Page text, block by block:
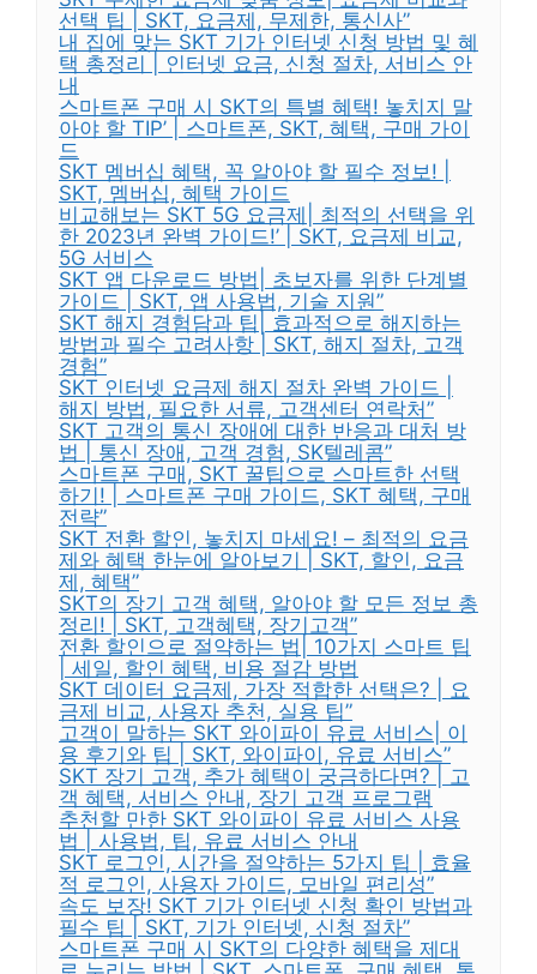
선택 팁 | SKT, 요금제, 무제한, 통신사”
내 집에 맞는 SKT 기가 인터넷 신청 방법 및 혜
택 총정리 | 인터넷 요금, 신청 절차, 서비스 안
내
스마트폰 구매 시 SKT의 특별 혜택! 놓치지 말
아야 할 TIP’ | 스마트폰, SKT, 혜택, 구매 가이
드
SKT 멤버십 혜택, 꼭 알아야 할 필수 정보! |
SKT, 멤버십, 혜택 가이드
비교해보는 SKT 5G 요금제| 최적의 선택을 위
한 2023년 완벽 가이드!’ | SKT, 요금제 비교,
5G 서비스
SKT 앱 다운로드 방법| 초보자를 위한 단계별
가이드 | SKT, 앱 사용법, 기술 지원”
SKT 해지 경험담과 팁| 효과적으로 해지하는
방법과 필수 고려사항 | SKT, 해지 절차, 고객
경험”
SKT 인터넷 요금제 해지 절차 완벽 가이드 |
해지 방법, 필요한 서류, 고객센터 연락처”
SKT 고객의 통신 장애에 대한 반응과 대처 방
법 | 통신 장애, 고객 경험, SK텔레콤”
스마트폰 구매, SKT 꿀팁으로 스마트한 선택
하기! | 스마트폰 구매 가이드, SKT 혜택, 구매
전략”
SKT 전환 할인, 놓치지 마세요! – 최적의 요금
제와 혜택 한눈에 알아보기 | SKT, 할인, 요금
제, 혜택”
SKT의 장기 고객 혜택, 알아야 할 모든 정보 총
정리! | SKT, 고객혜택, 장기고객”
전환 할인으로 절약하는 법| 10가지 스마트 팁
| 세일, 할인 혜택, 비용 절감 방법
SKT 데이터 요금제, 가장 적합한 선택은? | 요
금제 비교, 사용자 추천, 실용 팁”
고객이 말하는 SKT 와이파이 유료 서비스| 이
용 후기와 팁 | SKT, 와이파이, 유료 서비스”
SKT 장기 고객, 추가 혜택이 궁금하다면? | 고
객 혜택, 서비스 안내, 장기 고객 프로그램
추천할 만한 SKT 와이파이 유료 서비스 사용
법 | 사용법, 팁, 유료 서비스 안내
SKT 로그인, 시간을 절약하는 5가지 팁 | 효율
적 로그인, 사용자 가이드, 모바일 편리성”
속도 보장! SKT 기가 인터넷 신청 확인 방법과
필수 팁 | SKT, 기가 인터넷, 신청 절차”
스마트폰 구매 시 SKT의 다양한 혜택을 제대